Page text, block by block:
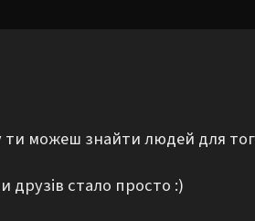
ти можеш знайти людей для
стало просто :)